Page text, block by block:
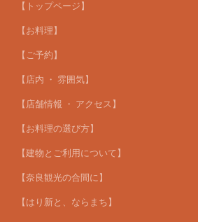
【トップページ】
【お料理】
【ご予約】
【店内 ・ 雰囲気】
【店舗情報 ・ アクセス】
【お料理の選び方】
【建物とご利用について】
【奈良観光の合間に】
【はり新と、ならまち】